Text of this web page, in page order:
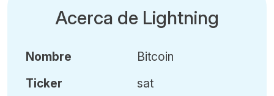
Acerca de Lightning
Nombre
Ticker
Bitcoin
sat